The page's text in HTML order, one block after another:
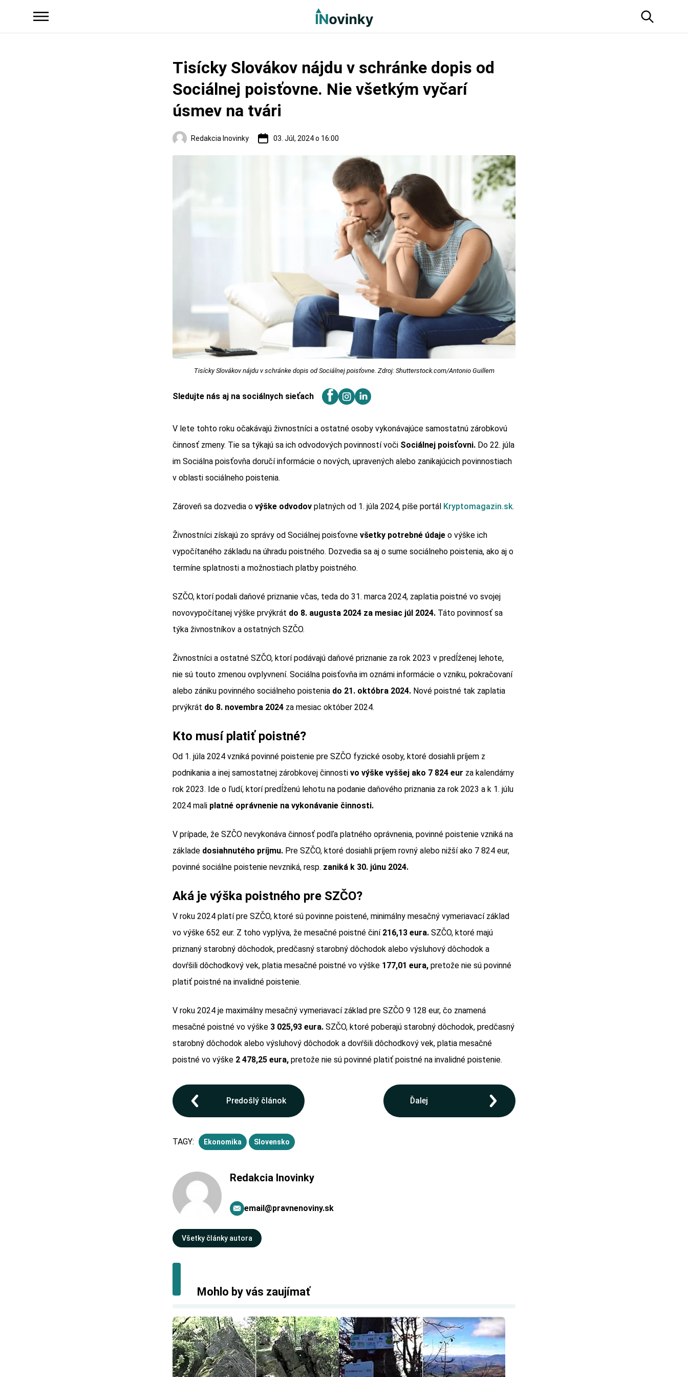
Tisícky Slovákov nájdu v schránke dopis od
Sociálnej poisťovne. Nie všetkým vyčarí
úsmev na tvári
Redakcia Inovinky 03. Júl, 2024 o 16:00
Tisícky Slovákov nájdu v schránke dopis od Sociálnej poisťovne. Zdroj: Shutterstock.com/Antonio Guillem
Sledujte nás aj na sociálnych sieťach
V lete tohto roku očakávajú živnostníci a ostatné osoby vykonávajúce samostatnú zárobkovú
činnosť zmeny. Tie sa týkajú sa ich odvodových povinností voči Sociálnej poisťovni. Do 22. júla
im Sociálna poisťovňa doručí informácie o nových, upravených alebo zanikajúcich povinnostiach
v oblasti sociálneho poistenia.
Zároveň sa dozvedia o výške odvodov platných od 1. júla 2024, píše portál Kryptomagazin.sk.
Živnostníci získajú zo správy od Sociálnej poisťovne všetky potrebné údaje o výške ich
vypočítaného základu na úhradu poistného. Dozvedia sa aj o sume sociálneho poistenia, ako aj o
termíne splatnosti a možnostiach platby poistného.
SZČO, ktorí podali daňové priznanie včas, teda do 31. marca 2024, zaplatia poistné vo svojej
novovypočítanej výške prvýkrát do 8. augusta 2024 za mesiac júl 2024. Táto povinnosť sa
týka živnostníkov a ostatných SZČO.
Živnostníci a ostatné SZČO, ktorí podávajú daňové priznanie za rok 2023 v predĺženej lehote,
nie sú touto zmenou ovplyvnení. Sociálna poisťovňa im oznámi informácie o vzniku, pokračovaní
alebo zániku povinného sociálneho poistenia do 21. októbra 2024. Nové poistné tak zaplatia
prvýkrát do 8. novembra 2024 za mesiac október 2024.
Kto musí platiť poistné?
Od 1. júla 2024 vzniká povinné poistenie pre SZČO fyzické osoby, ktoré dosiahli príjem z
podnikania a inej samostatnej zárobkovej činnosti vo výške vyššej ako 7 824 eur za kalendárny
rok 2023. Ide o ľudí, ktorí predĺženú lehotu na podanie daňového priznania za rok 2023 a k 1. júlu
2024 mali platné oprávnenie na vykonávanie činnosti.
V prípade, že SZČO nevykonáva činnosť podľa platného oprávnenia, povinné poistenie vzniká na
základe dosiahnutého príjmu. Pre SZČO, ktoré dosiahli príjem rovný alebo nižší ako 7 824 eur,
povinné sociálne poistenie nevzniká, resp. zaniká k 30. júnu 2024.
Aká je výška poistného pre SZČO?
V roku 2024 platí pre SZČO, ktoré sú povinne poistené, minimálny mesačný vymeriavací základ
vo výške 652 eur. Z toho vyplýva, že mesačné poistné činí 216,13 eura. SZČO, ktoré majú
priznaný starobný dôchodok, predčasný starobný dôchodok alebo výsluhový dôchodok a
dovŕšili dôchodkový vek, platia mesačné poistné vo výške 177,01 eura, pretože nie sú povinné
platiť poistné na invalidné poistenie.
V roku 2024 je maximálny mesačný vymeriavací základ pre SZČO 9 128 eur, čo znamená
mesačné poistné vo výške 3 025,93 eura. SZČO, ktoré poberajú starobný dôchodok, predčasný
starobný dôchodok alebo výsluhový dôchodok a dovŕšili dôchodkový vek, platia mesačné
poistné vo výške 2 478,25 eura, pretože nie sú povinné platiť poistné na invalidné poistenie.
Predošlý článok Ďalej
TAGY: Ekonomika Slovensko
Redakcia Inovinky
email@pravnenoviny.sk
Všetky články autora
Mohlo by vás zaujímať